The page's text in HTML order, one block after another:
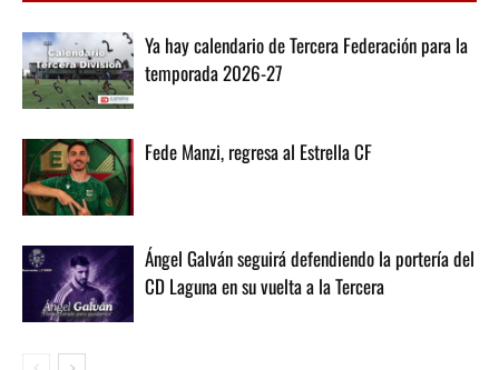
Ya hay calendario de Tercera Federación para la
temporada 2026-27
Fede Manzi, regresa al Estrella CF
Ángel Galván seguirá defendiendo la portería del
CD Laguna en su vuelta a la Tercera